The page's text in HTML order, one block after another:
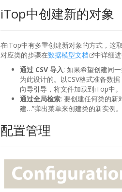
iTop中创建新的对象
在iTop中有多重创建新对象的方式，这
对应类的步骤在数据模型文档
中详细
通过 CSV 导入: 如果希望创建同
为此设计的。以CSV格式准备数
向导引导，将文件加载到iTop中。
通过全局检索: 要创建任何类的新
建…”弹出菜单来创建类的新实例。
配置管理